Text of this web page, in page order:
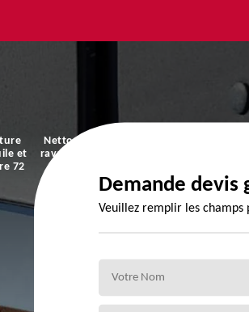
et
72
Nettoyage et
ravalement de
Demande devis
Veuillez remplir les champs